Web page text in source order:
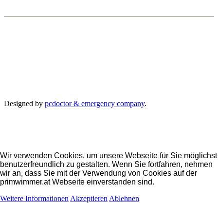
Designed by pcdoctor & emergency company.
Wir verwenden Cookies, um unsere Webseite für Sie möglichst
benutzerfreundlich zu gestalten. Wenn Sie fortfahren, nehmen
wir an, dass Sie mit der Verwendung von Cookies auf der
primwimmer.at Webseite einverstanden sind.
Weitere Informationen Akzeptieren Ablehnen